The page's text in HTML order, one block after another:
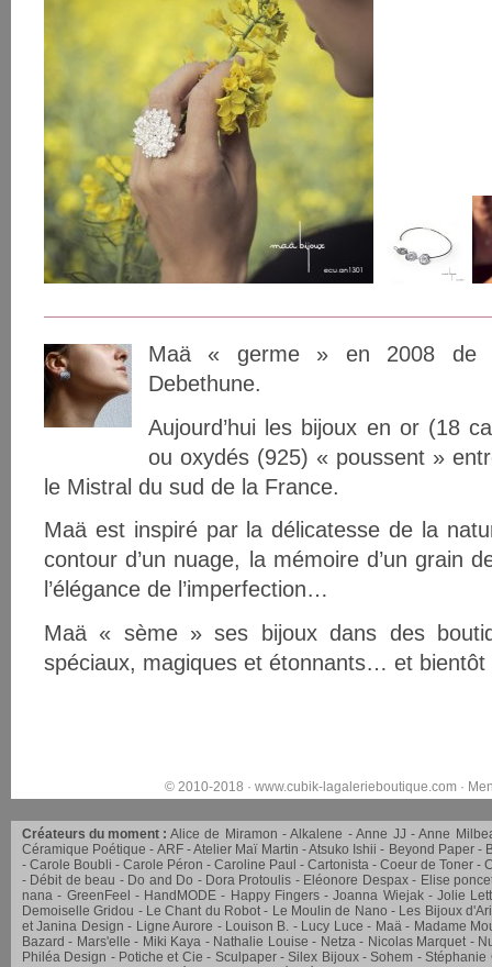
Maä « germe » en 2008 de
Debethune.
Aujourd’hui les bijoux en or (18
ou oxydés (925) « poussent »
le Mistral du sud de la France.
Maä est inspiré par la délicatesse de la
contour d’un nuage, la mémoire d’un grain
l’élégance de l’imperfection…
Maä « sème » ses bijoux dans des
spéciaux, magiques et étonnants… et
© 2010-2018 · www.cubik-lagalerieboutique.com·
Créateurs du moment : Alice de Miramon Alkalene Anne JJ
Anne
Céramique Poétique
ARF Atelier Maï Martin Atsuko Ishii Beyond Paper
Carole Boubli
Carole Péron Caroline Paul Cartonista Coeur de Toner
Débit de beau
Do and Do Dora Protoulis Eléonore Despax
Elise
nana
GreenFeel HandMODE Happy Fingers Joanna Wiejak
Jolie
Demoiselle Gridou
Le Chant du Robot Le Moulin de Nano
Les Bijoux d'Ari
et Janina Design
Ligne Aurore Louison B. Lucy Luce Maä
Madame
Bazard
Mars'elle Miki Kaya Nathalie Louise Netza Nicolas Marquet
Philéa Design
Potiche et Cie Sculpaper Silex Bijoux Sohem
Stéphanie